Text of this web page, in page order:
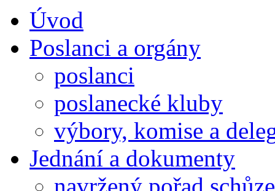
Úvod
Poslanci a orgány
poslanci
poslanecké kluby
výbory, komise a
Jednání a dokumenty
navržený pořad schůze